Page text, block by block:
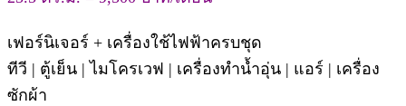
เฟอร์นิเจอร์ + เครื่องใช้ไฟฟ้าครบชุด
ทีวี | ตู้เย็น | ไมโครเวฟ | เครื่องทำน้ำอุ่น | แอร์ | เครื่อง
ซักผ้า